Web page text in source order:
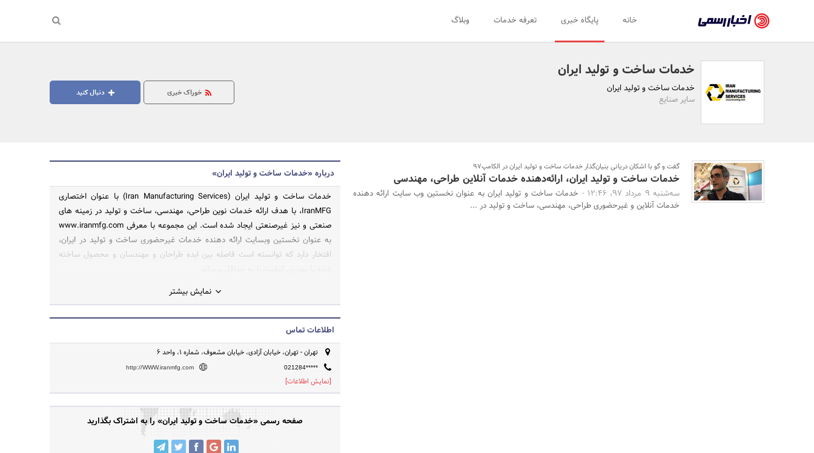
رسمی
اخبار
تایید
سازمان‌ها
و
روابط
خانه پایگاه خبری تعرفه خدمات وبلاگ
جستجو
خدمات ساخت و تولید ایران
خدمات ساخت و تولید ایران
سایر صنایع
دنبال کنید خوراک خبری
گفت و گو با اشکان دریانی بنیان‌گذار خدمات ساخت و تولید ایران در الکامپ97
خدمات ساخت‌ و‌ تولید ایران، ارائه‌دهنده خدمات آنلاین طراحی، مهندسی
سه‌شنبه 9 مرداد 97، 12:46 -
خدمات ساخت و تولید ایران به عنوان نخستین وب سایت ارائه دهنده
خدمات آنلاین و غیرحضوری طراحی، مهندسی، ساخت و تولید در ...
درباره «خدمات ساخت و تولید ایران»
خدمات ساخت و تولید ایران (Iran Manufacturing Services) با عنوان اختصاری
IranMFG، با هدف ارائه خدمات نوین طراحی، مهندسی، ساخت و تولید در زمینه های
صنعتی و نیز غیرصنعتی ایجاد شده است. این مجموعه با معرفی www.iranmfg.com
به عنوان نخستین وبسایت ارائه دهنده خدمات غیرحضوری ساخت و تولید در ایران،
افتخار دارد که توانسته است فاصله بین ایده طراحان و مهندسان و محصول ساخته
نمایش بیشتر
اطلاعات تماس
تهران - تهران، خیابان آزادی، خیابان مشعوف، شماره 1، واحد 6
021284*****
http://WWW.iranmfg.com
[نمایش اطلاعات]
صفحه رسمی «خدمات ساخت و تولید ایران» را به اشتراک بگذارید